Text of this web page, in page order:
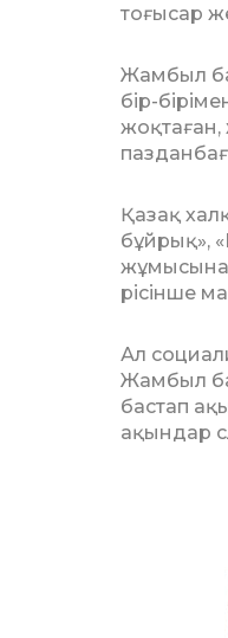
то­ғысар
Жамбыл
бір-
жоқтаған,
Қазақ
бұйрық»,
жұмысына
рісінше
Ал
Жамбыл
бастап
ақындар